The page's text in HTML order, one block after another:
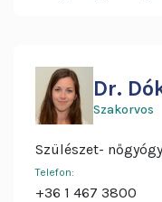
Dr.
Szakorvos
Szülészet-
Telefon:
+36 1 467 3800